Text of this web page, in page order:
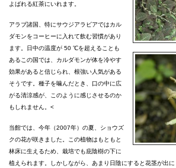
よばれる紅茶にいれます。
アラブ諸国、特にサウジアラビアではカル
ダモンをコーヒーに入れて飲む習慣があり
ます。日中の温度が 50 ℃を超えることも
あるこの国では、カルダモンが体を冷やす
効果があると信じられ、根強い人気がある
そうです。種子を噛んだとき、口の中に広
がる清涼感が、このように感じさせるのか
もしれません。<
当館では、今年（2007年）の夏、ショウズ
クの花が咲きました。この植物はもともと
林床に生えるため、栽培でも庇陰樹の下に
植えられます。しかしながら、あまり日陰にすると花茎が出に